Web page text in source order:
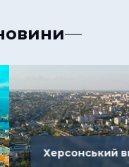
Херсонський